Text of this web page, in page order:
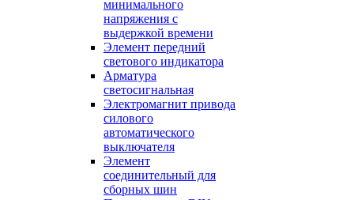
минимального
напряжения с
выдержкой времени
Элемент передний
светового индикатора
Арматура
светосигнальная
Электромагнит привода
силового
автоматического
выключателя
Элемент
соединительный для
сборных шин